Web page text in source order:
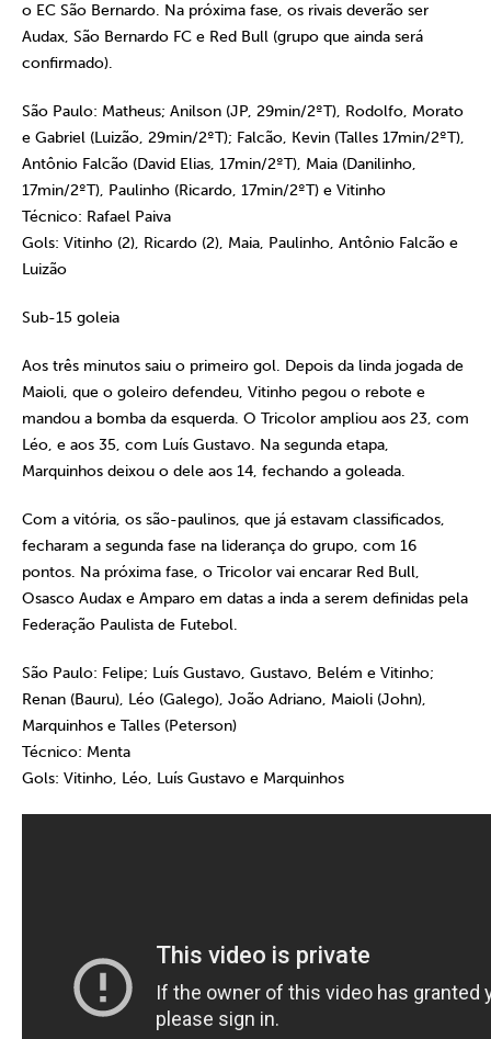
o EC São Bernardo. Na próxima fase, os rivais deverão ser
Audax, São Bernardo FC e Red Bull (grupo que ainda será
confirmado).
São Paulo: Matheus; Anilson (JP, 29min/2ºT), Rodolfo, Morato
e Gabriel (Luizão, 29min/2ºT); Falcão, Kevin (Talles 17min/2ºT),
Antônio Falcão (David Elias, 17min/2ºT), Maia (Danilinho,
17min/2ºT), Paulinho (Ricardo, 17min/2ºT) e Vitinho
Técnico: Rafael Paiva
Gols: Vitinho (2), Ricardo (2), Maia, Paulinho, Antônio Falcão e
Luizão
Sub-15 goleia
Aos três minutos saiu o primeiro gol. Depois da linda jogada de
Maioli, que o goleiro defendeu, Vitinho pegou o rebote e
mandou a bomba da esquerda. O Tricolor ampliou aos 23, com
Léo, e aos 35, com Luís Gustavo. Na segunda etapa,
Marquinhos deixou o dele aos 14, fechando a goleada.
Com a vitória, os são-paulinos, que já estavam classificados,
fecharam a segunda fase na liderança do grupo, com 16
pontos. Na próxima fase, o Tricolor vai encarar Red Bull,
Osasco Audax e Amparo em datas a inda a serem definidas pela
Federação Paulista de Futebol.
São Paulo: Felipe; Luís Gustavo, Gustavo, Belém e Vitinho;
Renan (Bauru), Léo (Galego), João Adriano, Maioli (John),
Marquinhos e Talles (Peterson)
Técnico: Menta
Gols: Vitinho, Léo, Luís Gustavo e Marquinhos